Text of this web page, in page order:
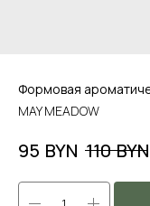
Формовая
MAY MEADOW
95 BYN 110 BYN